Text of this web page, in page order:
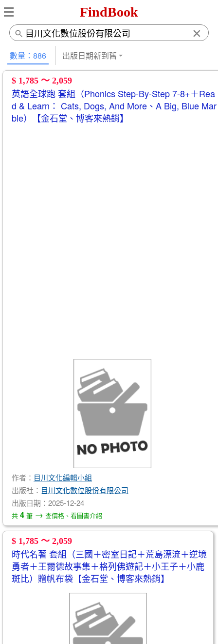
FindBook
×
數量：886 出版日期新到舊
$ 1,785 ～ 2,059
英語全球跑 套組（Phonics Step-By-Step 7-8+＋Rea
d & Learn： Cats, Dogs, And More、A Big, Blue Mar
ble）【金石堂、博客來熱銷】
作者： 目川文化編輯小組
出版社： 目川文化數位股份有限公司
出版日期：2025-12-24
共 4 筆 → 查價格、看圖書介紹
$ 1,785 ～ 2,059
時代名著 套組（三國＋密室日記＋荒島漂流＋逆境
勇者＋王爾德故事集＋格列佛遊記＋小王子＋小鹿
斑比）贈帆布袋【金石堂、博客來熱銷】